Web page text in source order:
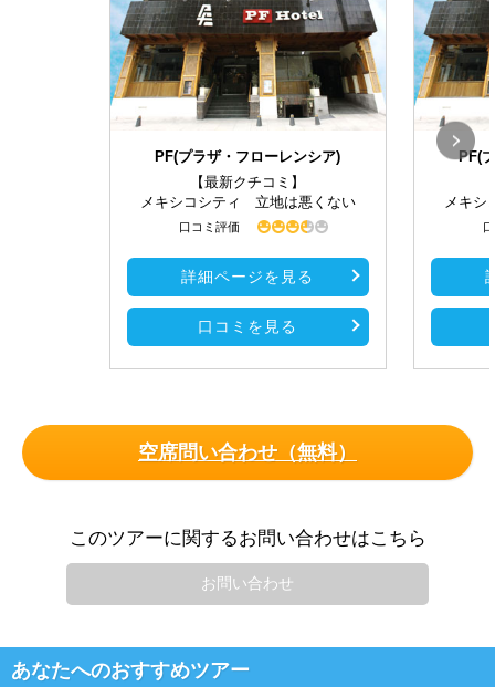
PF(プラザ・フローレンシア)
【最新クチコミ】
メキシコシティ 立地は悪くない
口コミ評価
詳細ページを見る
口コミを見る
PF(
メキ
空席問い合わせ（無料）
このツアーに関するお問い合わせはこちら
お問い合わせ
あなたへのおすすめツアー